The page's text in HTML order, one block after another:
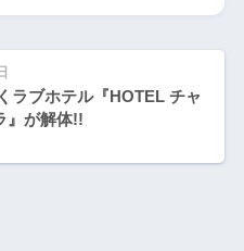
』が解体!!